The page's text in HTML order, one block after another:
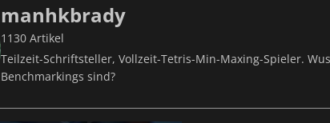
manhkbrady
1130 Artikel
Teilzeit-Schriftsteller, Vollzeit-Tetris-Min-Maxing-Spieler.
Benchmarkings sind?